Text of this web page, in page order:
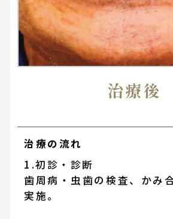
治療後
治療の流れ
1.初診・診断
歯周病・虫歯の検査、かみ
実施。